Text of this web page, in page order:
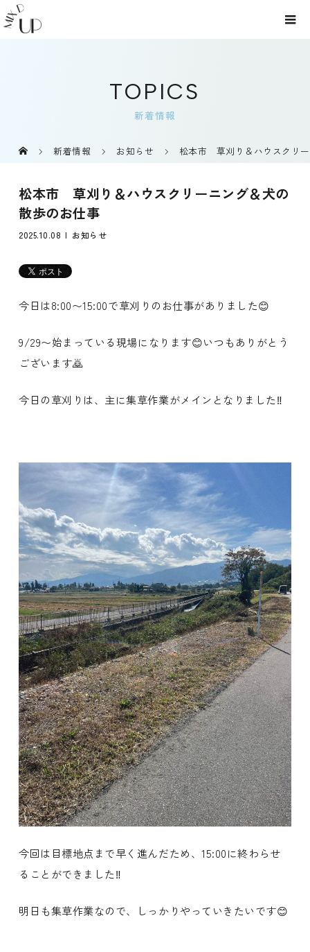
TOPICS
新着情報
新着情報 お知らせ 松本市 草刈り＆ハウスクリ
松本市 草刈り＆ハウスクリーニング＆犬の
散歩のお仕事
2025.10.08 お知らせ
今日は8:00〜15:00で草刈りのお仕事がありました😊
9/29〜始まっている現場になります😊いつもありがとう
ございます🙇
今日の草刈りは、主に集草作業がメインとなりました‼️
今回は目標地点まで早く進んだため、15:00に終わらせ
ることができました‼️
明日も集草作業なので、しっかりやっていきたいです😊